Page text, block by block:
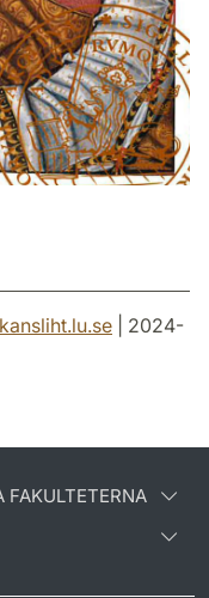
kansliht.lu.se | 2024-
FAKULTETERNA